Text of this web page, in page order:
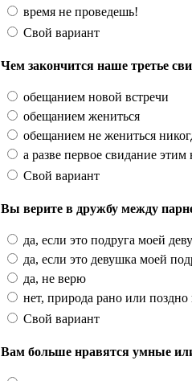
время не проведешь!
Свой вариант
Чем закончится наше третье
обещанием новой встречи
обещанием жениться
обещанием не жениться
а разве первое свидание этим
Свой вариант
Вы верите в дружбу между
да, если это подруга моей
да, если это девушка моей
да, не верю
нет, природа рано или поздно
Свой вариант
Вам больше нравятся умные